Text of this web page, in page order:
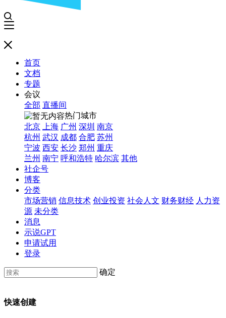
首页
文档
专题
会议
全部 直播间
热门城市
北京
上海 广州 深圳 南京
杭州 武汉 成都 合肥 苏州
宁波 西安 长沙 郑州 重庆
兰州 南宁 呼和浩特 哈尔滨 其他
社企号
博客
分类
市场营销 信息技术 创业投资 社会人文 财务财经 人力资
源 未分类
消息
示说GPT
申请试用
登录
确定
快速创建